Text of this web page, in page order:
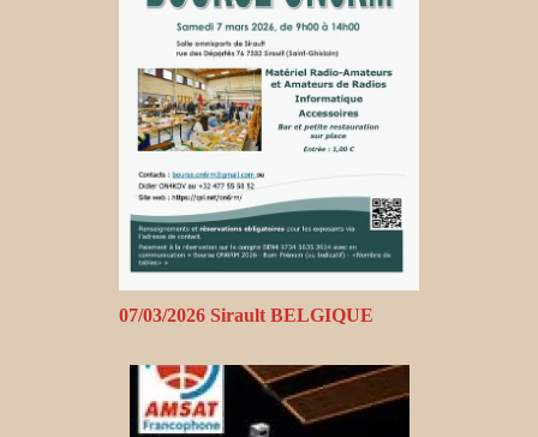
07/03/2026 Sirault BELGIQUE